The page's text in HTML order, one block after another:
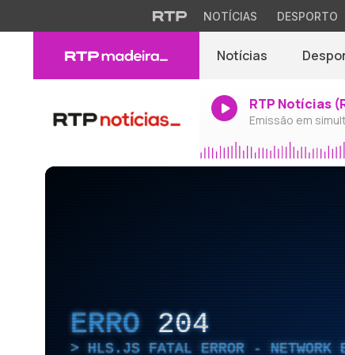
NOTÍCIAS DESPORTO
Notícias
RTP Notícias
Emissão em
ERRO 204
HLS.JS FATAL ERROR - NETWORK